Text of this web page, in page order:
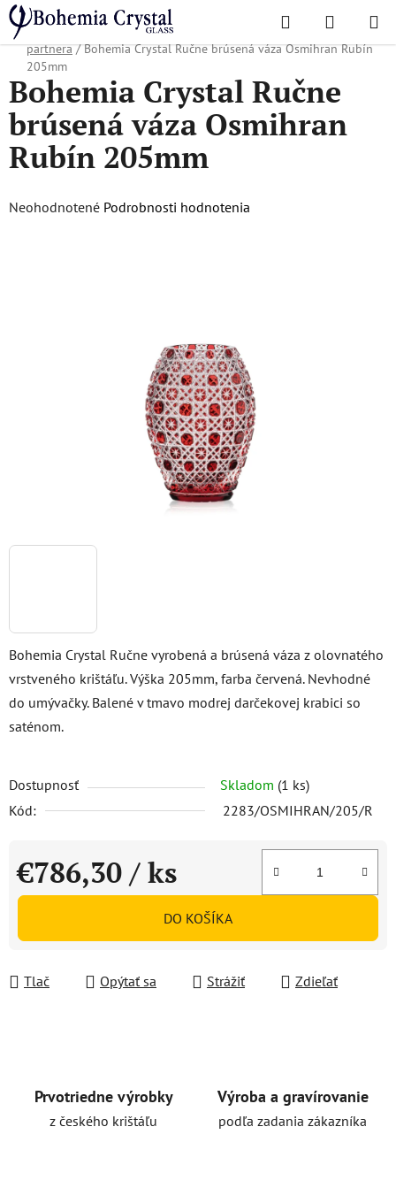
Prejsť
na
obsah
Hľadať
KOŠÍK
Domov
/ Obľúbené kolekcie / Vianočná ponuka
Dárky pro obchodního
partnera / Bohemia Crystal Ručne brúsená váza Osmihran Rubín
205mm
Bohemia Crystal Ručne vyrobená a brúsená váza z olovnatého
vrstveného krištáľu. Výška 205mm, farba červená. Nevhodné
do umývačky. Balené v tmavo modrej darčekovej krabici so
saténom.
Dostupnosť Skladom (1 ks)
Kód:
2283/OSMIHRAN/205/R
€786,30 / ks
Jednotková cena:
DO KOŠÍKA
Tlač Opýtať sa Strážiť Zdieľať
Bohemia Crystal Ručne
brúsená váza Osmihran
Rubín 205mm
Priemerné
Neohodnotené Podrobnosti hodnotenia
Prvotriedne výrobky
z českého krištáľu
Výroba a gravírovanie
podľa zadania zákazníka